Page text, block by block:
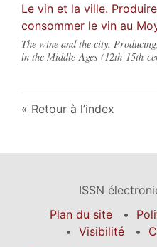
Le vin et la ville.
consommer le vin au
The wine and the city.
in the Middle Ages (12th-15th
Retour à l’index
ISSN
Plan du site
Visibilité